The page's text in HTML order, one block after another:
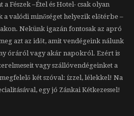
Fészek –Étel és Hotel- csak olyan
a valódi minőséget helyezik előtérbe –
Nekünk igazán fontosak az apró
azt az időt, amit vendégeink nálunk
óráról vagy akár napokról. Ezért is
vagy szállóvendégeinket a
két szóval: ízzel, lélekkel! Na
egy jó Zánkai Kétkezessel!